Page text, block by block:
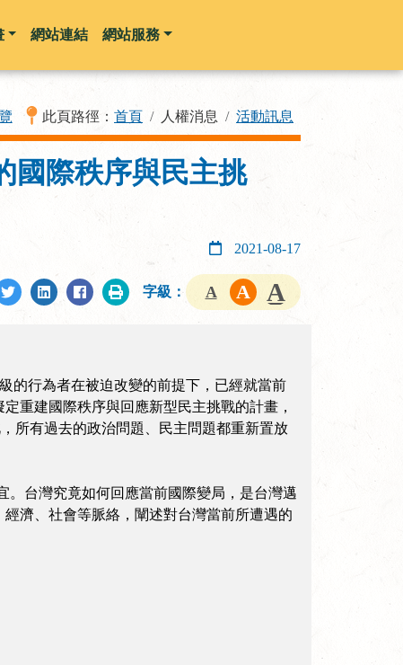
網站連結 網站服務
此頁路徑： 首頁 人權消息 活動訊息
國際秩序與民主挑
2021-08-17
字級：
的行為者在被迫改變的前提下，已經就當前
重建國際秩序與回應新型民主挑戰的計畫，
所有過去的政治問題、民主問題都重新置放
。台灣究竟如何回應當前國際變局，是台灣邁
濟、社會等脈絡，闡述對台灣當前所遭遇的